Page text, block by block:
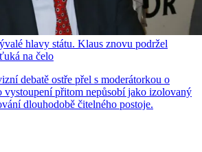
hlavy státu. Klaus znovu podržel
na čelo
debatě ostře přel s moderátorkou o
vystoupení přitom nepůsobí jako izolovaný
dlouhodobě čitelného postoje.